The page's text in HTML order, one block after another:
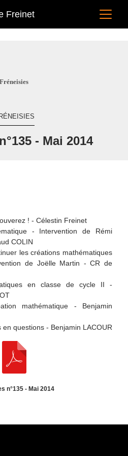
Freinet
Fréneisies
- Mai 2014
! - Célestin Freinet
- Intervention de Rémi
COLIN
les créations mathématiques
de Joëlle Martin - CR de
en classe de cycle II -
mathématique - Benjamin
en questions - Benjamin LACOUR
n°135 - Mai 2014